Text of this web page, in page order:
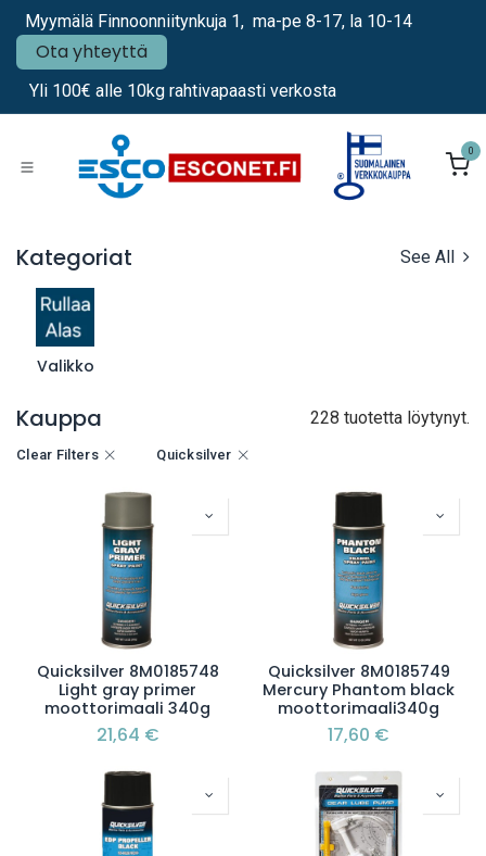
Siirry sisältöön
Myymälä Finnoonniitynkuja 1, ma-pe 8-17, la 10-14
Ota yhteyttä
Yli 100€ alle 10kg rahtivapaasti verkosta
0
Kategoriat See All
Valikko
Kauppa 228 tuotetta löytynyt.
Clear Filters Quicksilver
Quicksilver 8M0185748
Light gray primer
moottorimaali 340g
21,64 €
Quicksilver 8M0185749
Mercury Phantom black
moottorimaali340g
17,60 €